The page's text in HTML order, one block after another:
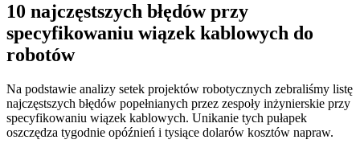
10 najczęstszych błędów przy
specyfikowaniu wiązek kablowych do
robotów
Na podstawie analizy setek projektów robotycznych zebraliśmy listę
najczęstszych błędów popełnianych przez zespoły inżynierskie przy
specyfikowaniu wiązek kablowych. Unikanie tych pułapek
oszczędza tygodnie opóźnień i tysiące dolarów kosztów napraw.